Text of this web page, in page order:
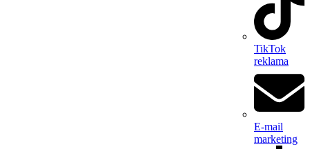
TikTok
reklama
E-mail
marketing